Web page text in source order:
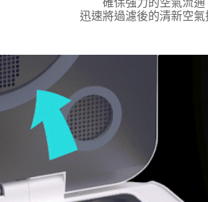
迅速將過濾後的清新空氣